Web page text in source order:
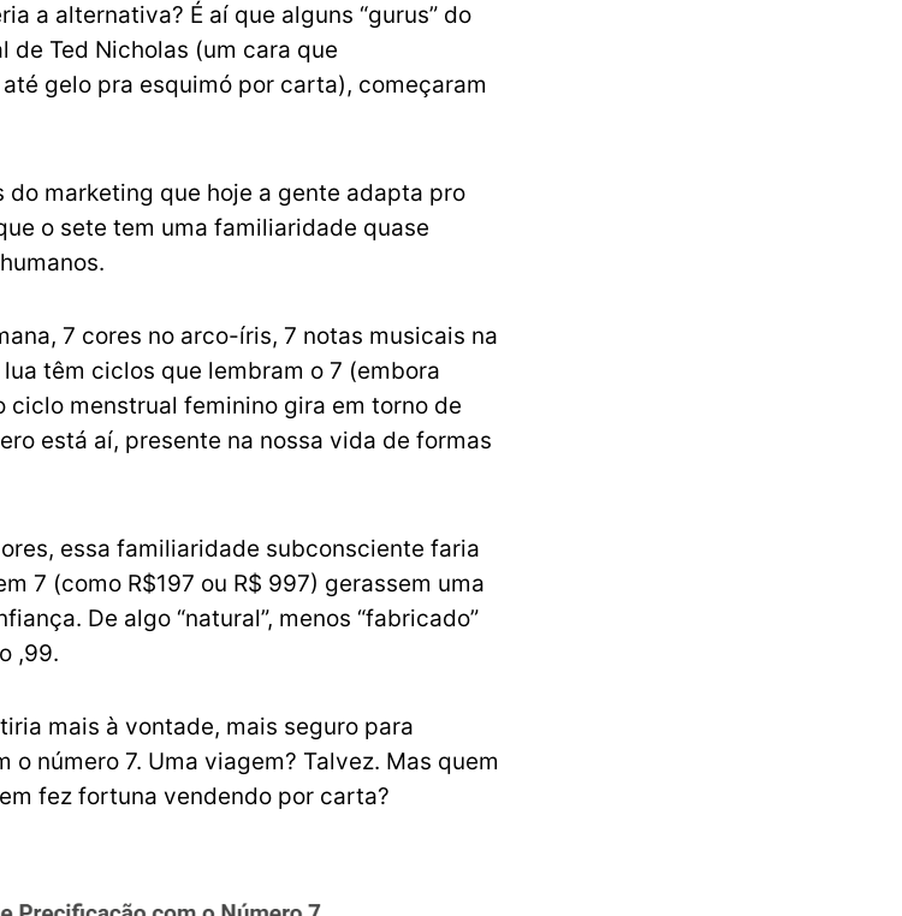
a alternativa? É aí que alguns “gurus” do
Ted Nicholas (um cara que
gelo pra esquimó por carta), começaram
do marketing que hoje a gente adapta pro
o sete tem uma familiaridade quase
7 cores no arco-íris, 7 notas musicais na
têm ciclos que lembram o 7 (embora
ciclo menstrual feminino gira em torno de
está aí, presente na nossa vida de formas
essa familiaridade subconsciente faria
7 (como R$197 ou R$ 997) gerassem uma
De algo “natural”, menos “fabricado”
,99.
mais à vontade, mais seguro para
número 7. Uma viagem? Talvez. Mas quem
fez fortuna vendendo por carta?